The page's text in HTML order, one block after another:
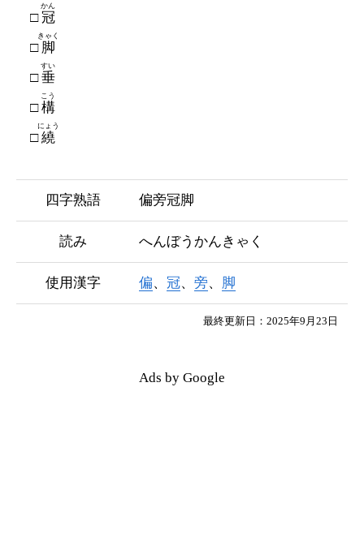
冠
かん
脚
きゃく
垂
すい
構
こう
繞
にょう
四字熟語 偏旁冠脚
読み へんぼうかんきゃく
使用漢字 偏、 冠、 旁、 脚
最終更新日：2025年9月23日
Ads by Google